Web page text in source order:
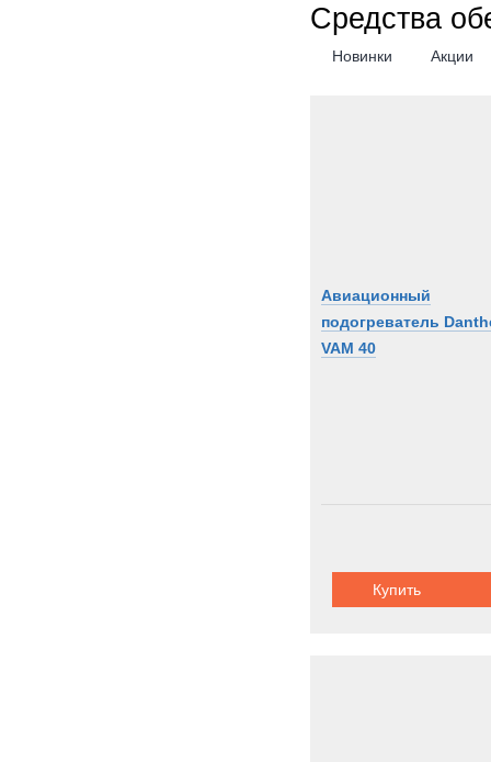
Средства
Новинки Акции
Авиационный
подогреватель
VAM 40
Купить